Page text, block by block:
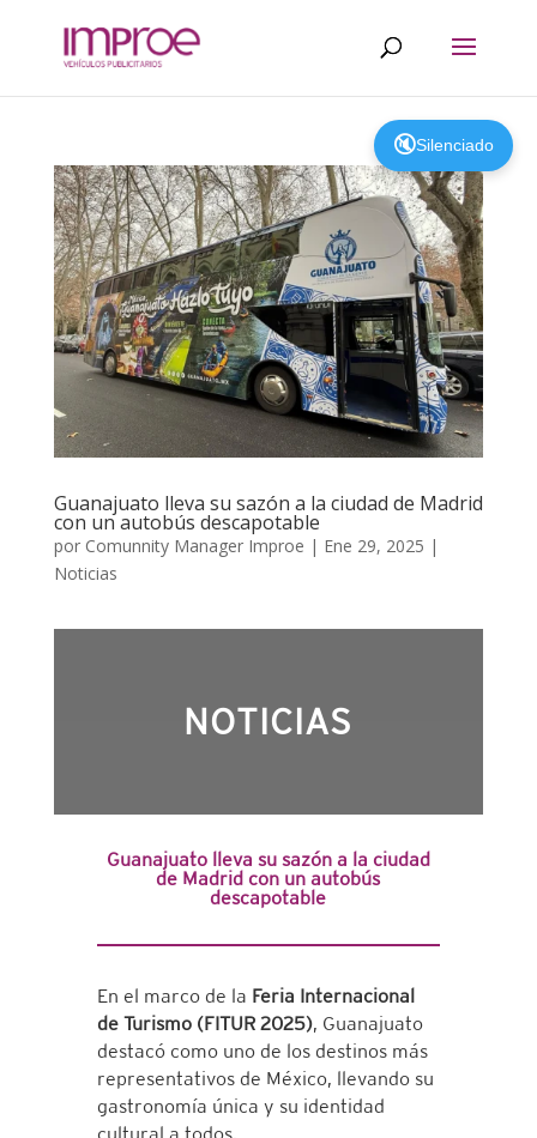
🔇Silenciado
Guanajuato lleva su sazón a la ciudad de Madrid
con un autobús descapotable
por Comunnity Manager Improe | Ene 29, 2025 |
Noticias
NOTICIAS
Guanajuato lleva su sazón a la ciudad
de Madrid con un autobús
descapotable
En el marco de la Feria Internacional
de Turismo (FITUR 2025), Guanajuato
destacó como uno de los destinos más
representativos de México, llevando su
gastronomía única y su identidad